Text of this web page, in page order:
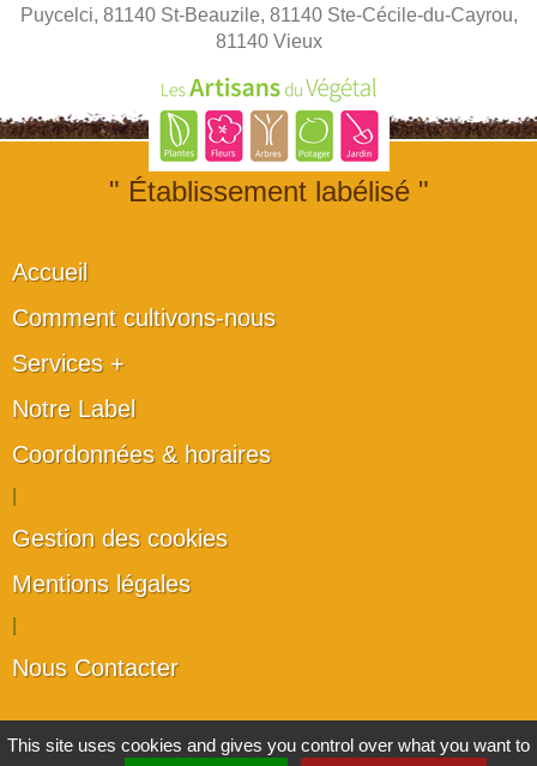
Puycelci, 81140 St-Beauzile, 81140 Ste-Cécile-du-Cayrou,
81140 Vieux
" Établissement labélisé "
Accueil
Comment cultivons-nous
Services +
Notre Label
Coordonnées & horaires
Gestion des cookies
Mentions légales
Nous Contacter
Les artisans du végétal
This site uses cookies and gives you control over what you want to